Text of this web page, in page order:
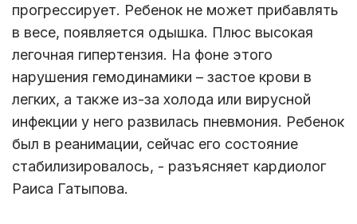
прогрессирует. Ребенок не может прибавлять
в весе, появляется одышка. Плюс высокая
легочная гипертензия. На фоне этого
нарушения гемодинамики – застое крови в
легких, а также из-за холода или вирусной
инфекции у него развилась пневмония. Ребенок
был в реанимации, сейчас его состояние
стабилизировалось, - разъясняет кардиолог
Раиса Гатыпова.